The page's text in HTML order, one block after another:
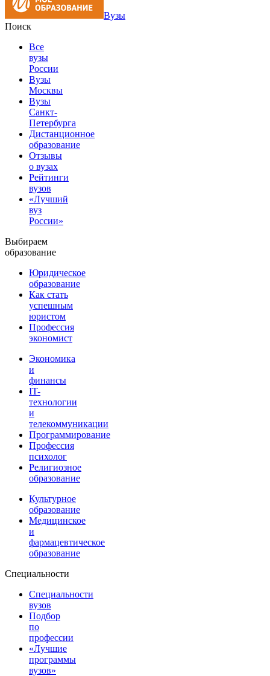
Вузы
Поиск
Все
вузы
России
Вузы
Москвы
Вузы
Санкт-
Петербурга
Дистанционное
образование
Отзывы
о вузах
Рейтинги
вузов
«Лучший
вуз
России»
Выбираем
образование
Юридическое
образование
Как стать
успешным
юристом
Профессия
экономист
Экономика
и
финансы
IT-
технологии
и
телекоммуникации
Программирование
Профессия
психолог
Религиозное
образование
Культурное
образование
Медицинское
и
фармацевтическое
образование
Специальности
Специальности
вузов
Подбор
по
профессии
«Лучшие
программы
вузов»